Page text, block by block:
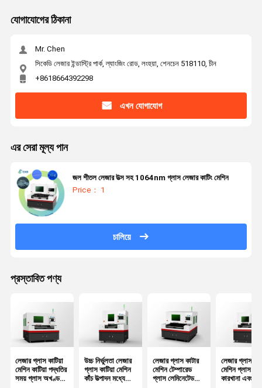
যোগাযোগের ঠিকানা
Mr. Chen
সিকেডি লেজার ইন্ডাস্ট্রি পার্ক, ল্যাংজিং রোড, লংহুয়া, শেনচেন 518110, চীন
+8618664392298
এখন যোগাযোগ
এর সেরা মূল্য পান
জল শীতল লেজার উত্স সহ 1064nm গ্লাস লেজার কাটিং মেশিন
Price： 1
চালিয়ে
প্রস্তাবিত পণ্য
লেজার গ্লাস কাটিয়া
মেশিন কাটিয়া পদ্ধতির
সময় গ্লাস অখণ্ডতা
উচ্চ নির্ভুলতা লেজার
গ্লাস কাটিয়া মেশিন
কাঁচ উত্পাদন মধ্যে
লেজার গ্লাস কাটার
মেশিন টেম্পারেড
গ্লাস লেমিনেটেড
লেজার গ্লাস
মেশিন গ্লাস
কারখানা এবং